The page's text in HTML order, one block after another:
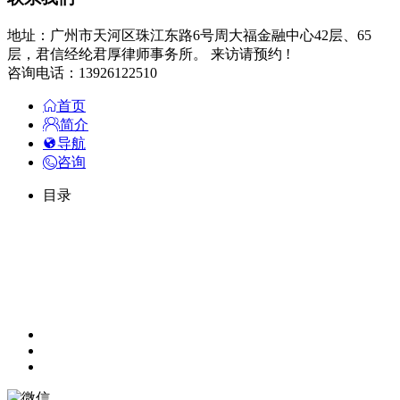
地址：广州市天河区珠江东路6号周大福金融中心42层、65
层，君信经纶君厚律师事务所。 来访请预约 !
咨询电话：13926122510
首页
简介
导航
咨询
目录